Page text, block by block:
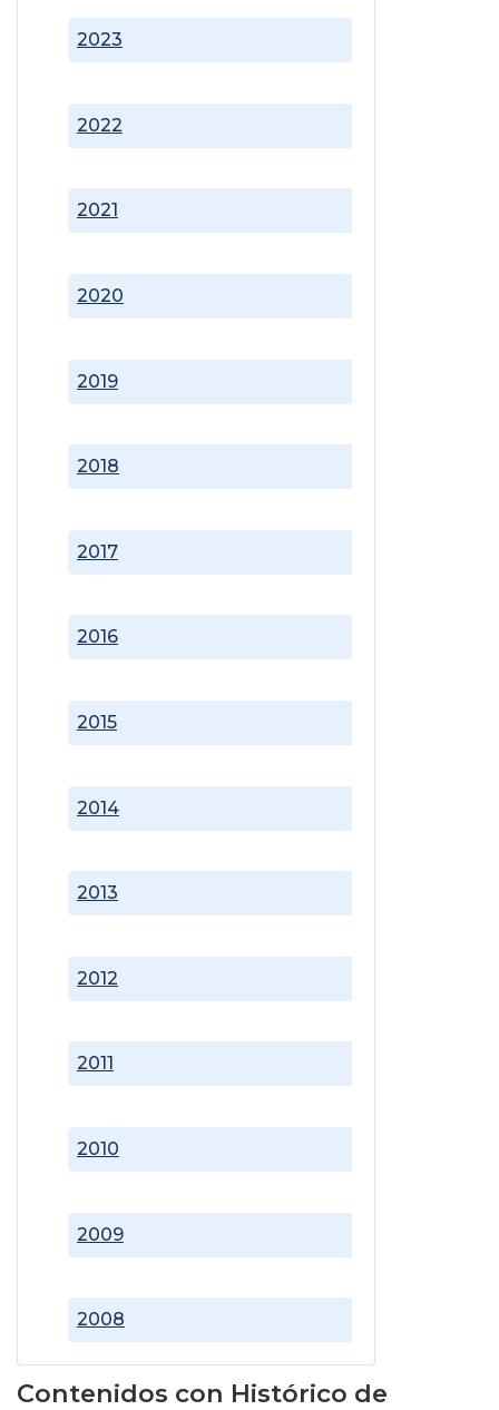
2008
2009
2010
2011
2012
2013
2014
2015
2016
2017
2018
2019
2020
2021
2022
2023
Contenidos con Histórico de